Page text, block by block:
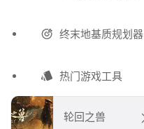
终末地基质规划器
热门游戏工具
轮回之兽